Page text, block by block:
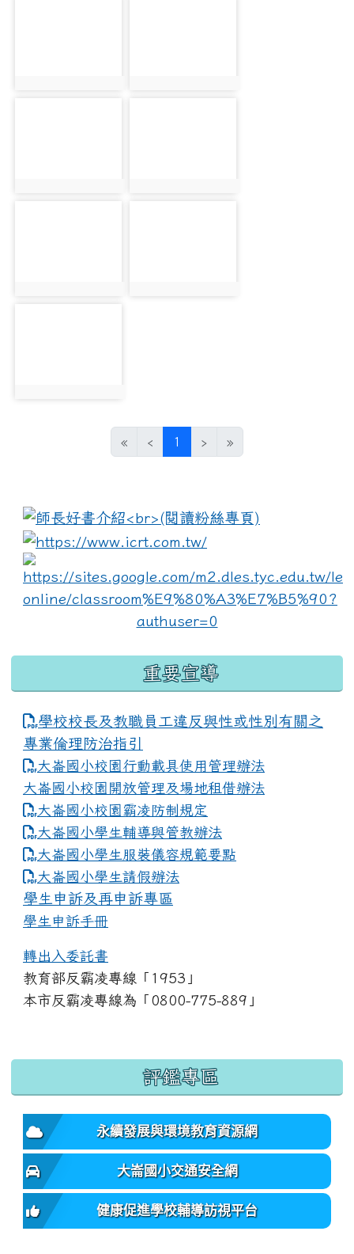
« ‹ 1 (current)
› »
link to https://
重要宣導
學校校長及教職員工違反與性或性別有關之
專業倫理防治指引
大崙國小校園行動載具使用管理辦法
大崙國小校園開放管理及場地租借辦法
大崙國小校園霸凌防制規定
大崙國小學生輔導與管教辦法
大崙國小學生服裝儀容規範要點
link to https://www.dles.tyc.edu.tw/uploads/
大崙國小學生請假辦法
學生申訴及再申訴專區
學生申訴手冊
轉出入委託書
教育部反霸凌專線「1953」
本市反霸凌專線為「0800-775-889」
:::
評鑑專區
永續發展與環境教育資源網
大崙國小交通安全網
健康促進學校輔導訪視平台